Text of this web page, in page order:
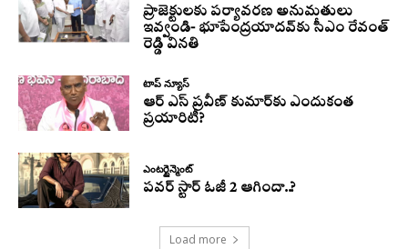
ప్రాజెక్టులకు పర్యావరణ అనుమతులు
ఇవ్వండి- భూపేంద్రయాదవ్‌కు సీఎం రేవంత్‌
రెడ్డి వినతి
టాప్ న్యూస్
ఆర్ ఎస్ ప్రవీణ్ కుమార్‌కు ఎందుకంత
ప్రయారిటీ?
ఎంటర్టైన్మెంట్
పవర్ స్టార్ ఓజీ 2 ఆగిందా..?
Load more